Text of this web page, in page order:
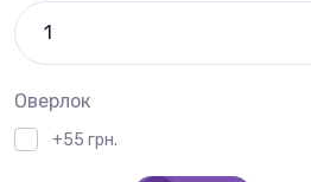
Оверлок
+55 грн.